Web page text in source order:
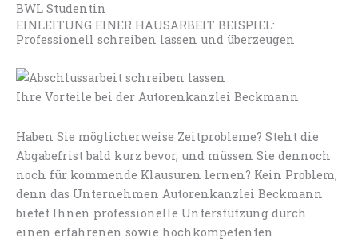
BWL Studentin
EINLEITUNG EINER HAUSARBEIT BEISPIEL:
Professionell schreiben lassen und überzeugen
Ihre Vorteile bei der Autorenkanzlei Beckmann
Haben Sie möglicherweise Zeitprobleme? Steht die
Abgabefrist bald kurz bevor, und müssen Sie dennoch
noch für kommende Klausuren lernen? Kein Problem,
denn das Unternehmen Autorenkanzlei Beckmann
bietet Ihnen professionelle Unterstützung durch
einen erfahrenen sowie hochkompetenten